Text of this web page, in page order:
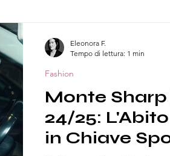
Monte
24/25:
in Chiave
Fashion
Eleonora F.
Tempo di lettura: 1 min